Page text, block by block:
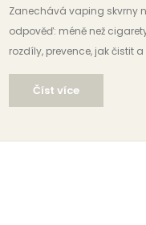
Zanechává vaping skvrny
odpověď: méně než
rozdíly, prevence, jak čistit
Číst více